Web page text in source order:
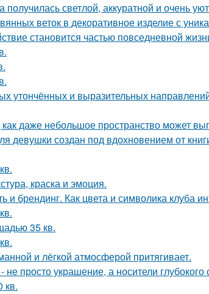
светлой, аккуратной и очень
веток в декоративное изделие с
становится частью повседневной
утончённых и выразительных
даже небольшое пространство может
девушки создан под вдохновением от
краска и эмоция.
и брендинг. Как цвета и символика клуба
35 кв.
и лёгкой атмосферой притягивает.
не просто украшение, а носители
кв.